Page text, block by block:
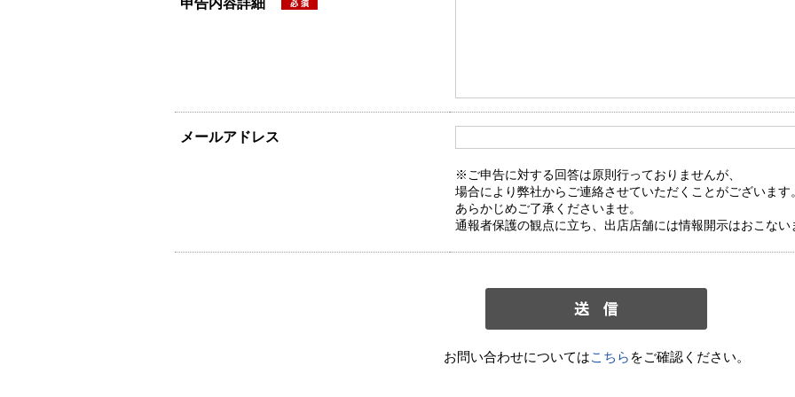
申告内容詳細
メールアドレス
※ご申告に対する回答は原則行っておりませんが、
場合により弊社からご連絡させていただくことがございます。
あらかじめご了承くださいませ。
通報者保護の観点に立ち、出店店舗には情報開示はおこない
お問い合わせについてはこちら をご確認ください。